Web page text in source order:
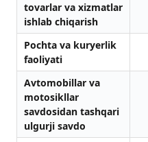
tovarlar va xizmatlar
ishlab chiqarish
Pochta va kuryerlik
faoliyati
Avtomobillar va
motosikllar
savdosidan tashqari
ulgurji savdo